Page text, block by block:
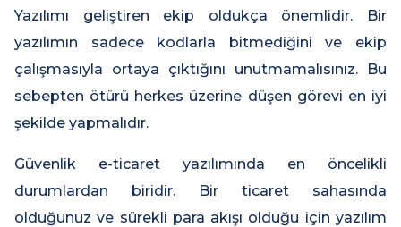
Yazılımı geliştiren ekip oldukça önemlidir. Bir
yazılımın sadece kodlarla bitmediğini ve ekip
çalışmasıyla ortaya çıktığını unutmamalısınız. Bu
sebepten ötürü herkes üzerine düşen görevi en iyi
şekilde yapmalıdır.
Güvenlik e-ticaret yazılımında en öncelikli
durumlardan biridir. Bir ticaret sahasında
olduğunuz ve sürekli para akışı olduğu için yazılım